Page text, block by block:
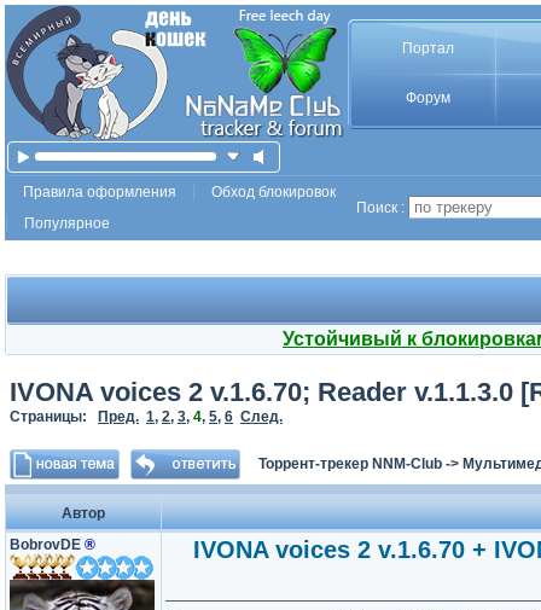
Портал
Форум
Правила оформления
Обход блокировок
Популярное
Поиск :
Устойчивый к
IVONA voices 2 v.1.6.70; Reader v.1.1.3.0
Страницы: Пред. 1, 2, 3, 4, 5, 6 След.
Торрент-трекер NNM-Club ->
Автор
BobrovDE ® IVONA voices 2 v.1.6.70 +